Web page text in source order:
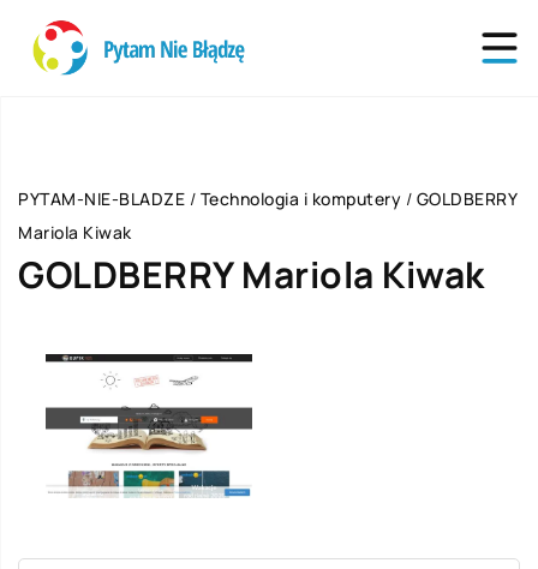
PYTAM-NIE-BLADZE / Technologia i komputery / GOLDBERRY
Mariola Kiwak
GOLDBERRY Mariola Kiwak